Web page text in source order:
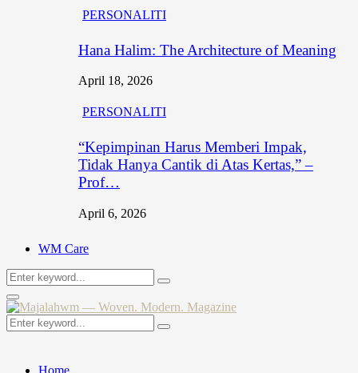
PERSONALITI
Hana Halim: The Architecture of Meaning
April 18, 2026
PERSONALITI
“Kepimpinan Harus Memberi Impak,
Tidak Hanya Cantik di Atas Kertas,” –
Prof…
April 6, 2026
WM Care
Search
for:
Search
Primary
Menu
Search
for:
Search
Home